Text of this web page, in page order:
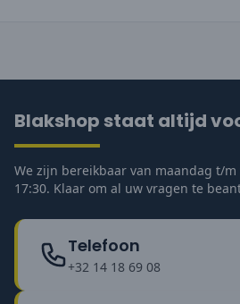
Blakshop staat altijd
We zijn bereikbaar van maandag t/
17:30. Klaar om al uw vragen te
Telefoon
+32 14 18 69 08